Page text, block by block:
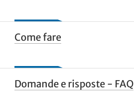
Come fare
Domande e risposte - FAQ